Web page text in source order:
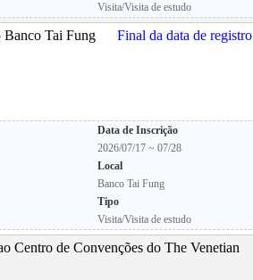
Visita/Visita de estudo
Banco Tai Fung
Final da data de registro
Data de Inscrição
2026/07/17 ~ 07/28
Local
Banco Tai Fung
Tipo
Visita/Visita de estudo
Centro de Convenções do The Venetian